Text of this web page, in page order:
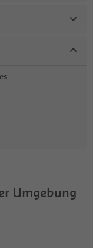
Umgebung